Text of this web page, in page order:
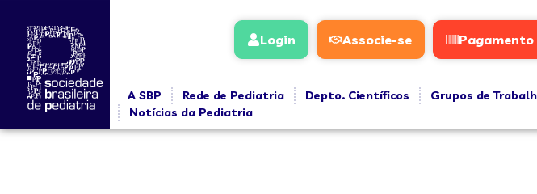
Login Associe-se Pagamento
A SBP Rede de Pediatria Depto. Científicos Grupos de
Notícias da Pediatria